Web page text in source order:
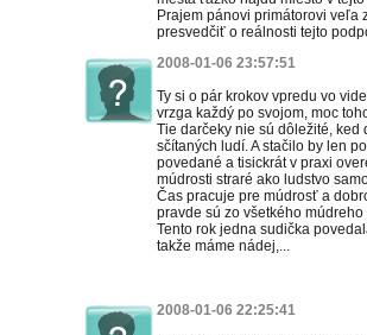
Prajem pánovi primátorovi veľa
presvedčiť o reálnosti tejto
2008-01-06 23:57:51
Ty si o pár krokov vpredu vo
vrzga každý po svojom, moc
Tie darčeky nie sú dôležité,
sčítaných ludí. A stačilo by len
povedané a tisickrát v praxi
múdrosti straré ako ludstvo
Čas pracuje pre múdrosť a
pravde sú zo všetkého
Tento rok jedna sudička
takže máme nádej,...
2008-01-06 22:25:41